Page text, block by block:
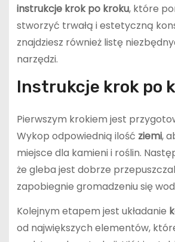
instrukcje krok po kroku, które
stworzyć trwałą i estetyczną
znajdziesz również listę
narzędzi.
Instrukcje krok po
Pierwszym krokiem jest
Wykop odpowiednią ilość ziemi,
miejsce dla kamieni i roślin.
że gleba jest dobrze
zapobiegnie gromadzeniu się
Kolejnym etapem jest układanie
od największych elementów,